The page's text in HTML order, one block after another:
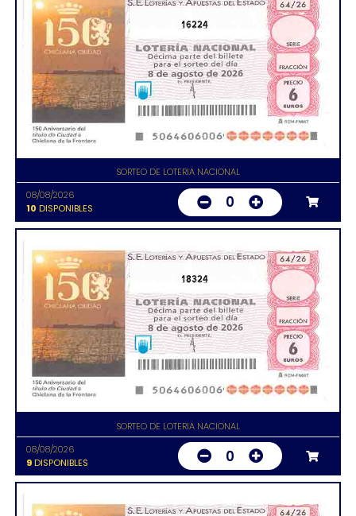
16224
SORTEO DE LOTERIA NACIONAL
08/08/2026
10 DISPONIBLES 0
18324
SORTEO DE LOTERIA NACIONAL
08/08/2026
9DISPONIBLES 0